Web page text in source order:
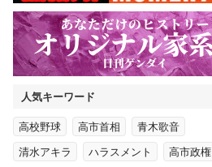
人気キーワード
高校野球 高市首相 青木歌音
清水アキラ ハラスメント 高市政権